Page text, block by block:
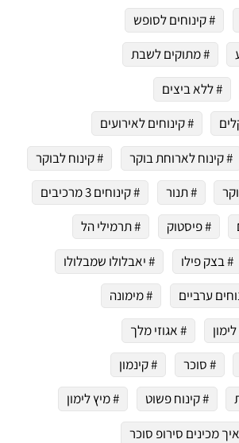
עוד היום!
התראה לטלפון הנייד ברגע שעולה מתכון חדש לערוץ,
# קינוחים לסופש
# מתוקים לשבת
# ללא ביצים
# קינוחים לאירועים
# קינוח לארוחת בוקר
# קינוח לבוקר
# תנור
# קינוחים 3 מרכיבים
# פיסטוק
# תרמילי הל
# בצק פילו
# יאבלולו שמבלולו
ערביים
# מימונה
# אגוזי מלך
# סוכר
# קינמון
# קינוח פשוט
# מיץ לימון
מכינים סירופ סוכר